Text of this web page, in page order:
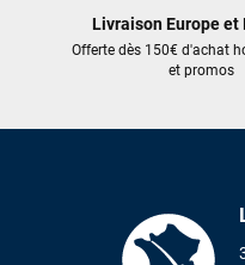
Livraison Europe et
Offerte dès 150€ d'achat
et promos